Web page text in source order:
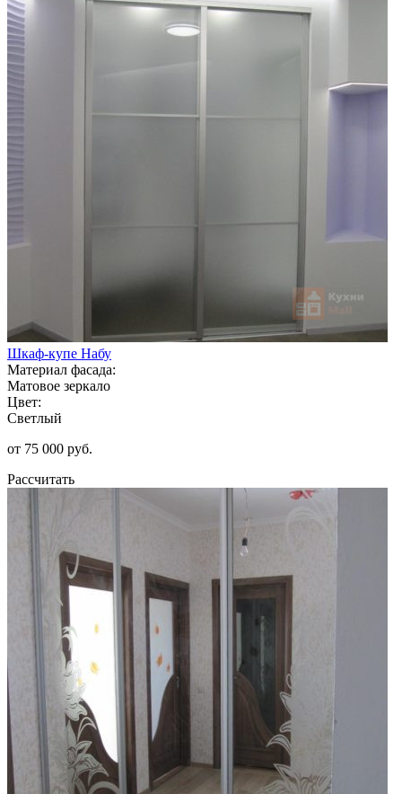
Шкаф-купе Набу
Материал фасада:
Матовое зеркало
Цвет:
Светлый
от 75 000 руб.
Рассчитать